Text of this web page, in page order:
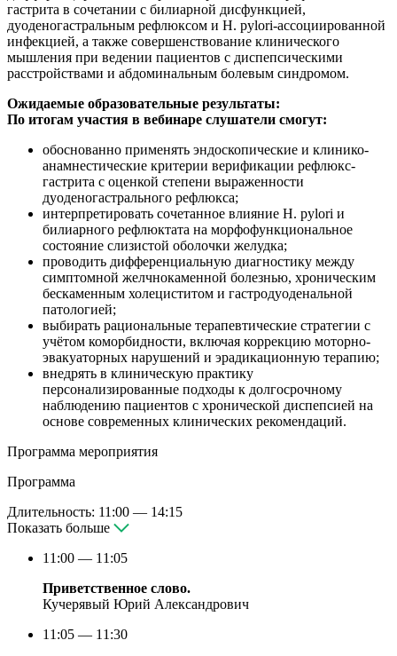
гастрита в сочетании с билиарной дисфункцией,
дуоденогастральным рефлюксом и H. pylori-ассоциированной
инфекцией, а также совершенствование клинического
мышления при ведении пациентов с диспепсическими
расстройствами и абдоминальным болевым синдромом.
Ожидаемые образовательные результаты:
По итогам участия в вебинаре слушатели смогут:
обоснованно применять эндоскопические и клинико-
анамнестические критерии верификации рефлюкс-
гастрита с оценкой степени выраженности
дуоденогастрального рефлюкса;
интерпретировать сочетанное влияние H. pylori и
билиарного рефлюктата на морфофункциональное
состояние слизистой оболочки желудка;
проводить дифференциальную диагностику между
симптомной желчнокаменной болезнью, хроническим
бескаменным холециститом и гастродуоденальной
патологией;
выбирать рациональные терапевтические стратегии с
учётом коморбидности, включая коррекцию моторно-
эвакуаторных нарушений и эрадикационную терапию;
внедрять в клиническую практику
персонализированные подходы к долгосрочному
наблюдению пациентов с хронической диспепсией на
основе современных клинических рекомендаций.
Программа мероприятия
Программа
Длительность: 11:00 — 14:15
Показать больше
11:00 — 11:05
Приветственное слово.
Кучерявый Юрий Александрович
11:05 — 11:30